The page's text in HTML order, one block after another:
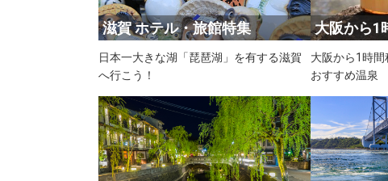
滋賀 ホテル・旅館特集
日本一大きな湖「琵琶湖」を有する滋賀
へ行こう！
大阪から1
大阪から1時
おすすめ温泉